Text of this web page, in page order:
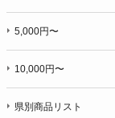
5,000円〜
10,000円〜
県別商品リスト